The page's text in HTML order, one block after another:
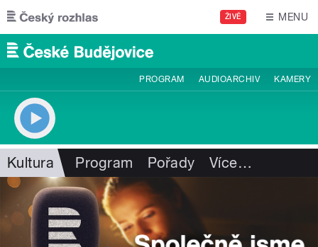
Přejít k hlavnímu obsahu
ŽIVĚ MENU
PROGRAM AUDIOARCHIV KAMERY
Kultura Program Pořady Více…